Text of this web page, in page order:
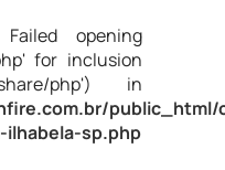
opening
for inclusion
share/php') in
public_html/
sp.php